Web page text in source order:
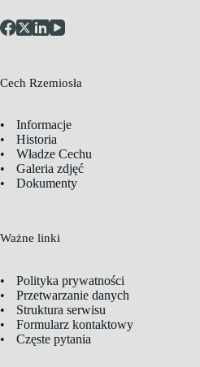
Cech Rzemiosła
Informacje
Historia
Władze Cechu
Galeria zdjęć
Dokumenty
Ważne linki
Polityka prywatności
Przetwarzanie danych
Struktura serwisu
Formularz kontaktowy
Częste pytania